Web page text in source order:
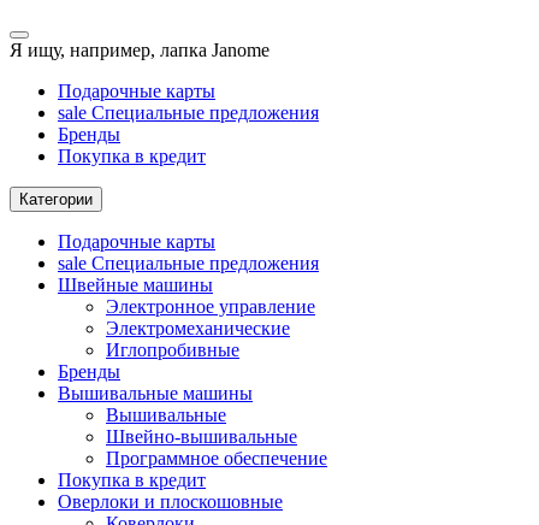
Я ищу, например, лапка Janome
Подарочные карты
sale Специальные предложения
Бренды
Покупка в кредит
Категории
Подарочные карты
sale Специальные предложения
Швейные машины
Электронное управление
Электромеханические
Иглопробивные
Бренды
Вышивальные машины
Вышивальные
Швейно-вышивальные
Программное обеспечение
Покупка в кредит
Оверлоки и плоскошовные